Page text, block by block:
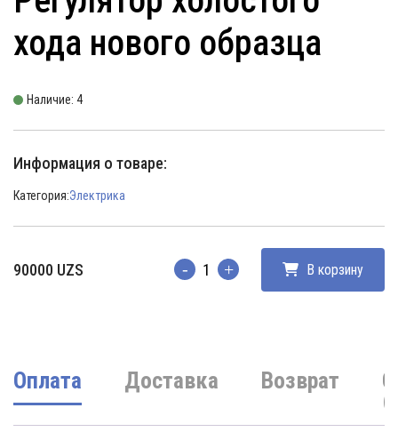
хода нового образца
Наличие: 4
Информация о товаре:
Категория:Электрика
90000 UZS Количество В корзину
Оплата Доставка Возврат